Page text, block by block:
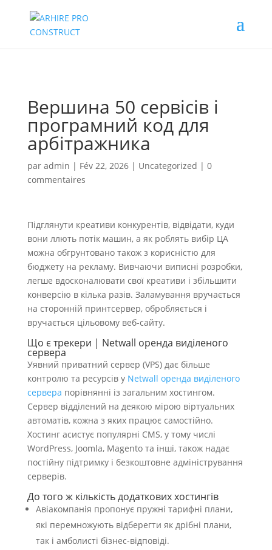
Вершина 50 сервісів і
програмний код для
арбітражника
par admin | Fév 22, 2026| Uncategorized | 0
commentaires
Підглянути креативи конкурентів, відвідати, куди
вони ллють потік машин, а як роблять вибір ЦА
можна обгрунтовано також з корисністю для
бюджету на рекламу. Вивчаючи виписні розробки,
легше вдосконалювати свої креативи і збільшити
конверсію в кілька разів. Заламування вручається
на сторонній принтсервер, обробляється і
вручається цільовому веб-сайту.
Що є трекери | Netwall оренда виділеного
сервера
Уявний приватний сервер (VPS) дає більше
контролю та ресурсів у Netwall оренда виділеного
сервера порівнянні із загальним хостингом.
Сервер відділений на деякою мірою віртуальних
автоматів, кожна з яких працює самостійно.
Хостинг асистує популярні CMS, у тому числі
WordPress, Joomla, Magento та інші, також надає
постійну підтримку і безкоштовне адміністрування
серверів.
До того ж кількість додаткових хостингів
Авіакомпанія пропонує пружні тарифні плани,
які перемножують відберегти як дрібні плани,
так і амболисті бізнес-відповіді.